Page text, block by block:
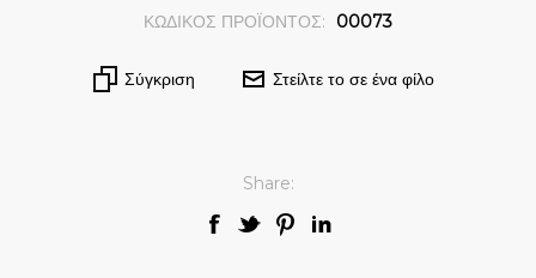
ΚΩΔΙΚΟΣ ΠΡΟΪΟΝΤΟΣ:
00073
Σύγκριση Στείλτε το σε ένα φίλο
Share: